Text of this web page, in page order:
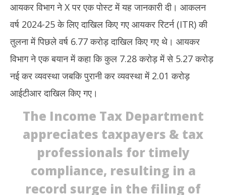
2,
आयकर विभाग ने X पर एक पोस्ट में यह जानकारी दी। आकलन
वर्ष 2024-25 के लिए दाखिल किए गए आयकर रिटर्न (ITR) की
तुलना में पिछले वर्ष 6.77 करोड़ दाखिल किए गए थे। आयकर
विभाग ने एक बयान में कहा कि कुल 7.28 करोड़ में से 5.27 करोड़
नई कर व्यवस्था जबकि पुरानी कर व्यवस्था में 2.01 करोड़
आईटीआर दाखिल किए गए।
The Income Tax Department
appreciates taxpayers & tax
professionals for timely
compliance, resulting in a
record surge in the filing of